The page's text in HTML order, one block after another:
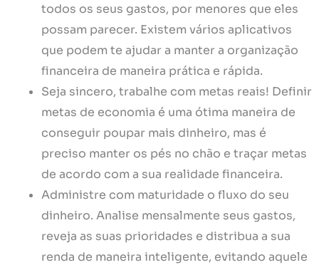
todos os seus gastos, por menores que eles
possam parecer. Existem vários aplicativos
que podem te ajudar a manter a organização
financeira de maneira prática e rápida.
Seja sincero, trabalhe com metas reais! Definir
metas de economia é uma ótima maneira de
conseguir poupar mais dinheiro, mas é
preciso manter os pés no chão e traçar metas
de acordo com a sua realidade financeira.
Administre com maturidade o fluxo do seu
dinheiro. Analise mensalmente seus gastos,
reveja as suas prioridades e distribua a sua
renda de maneira inteligente, evitando aquele